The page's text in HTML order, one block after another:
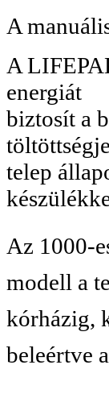
A
A
energiát
biztosít a
telep
Az 1000-
modell a
kórházig,
beleértve